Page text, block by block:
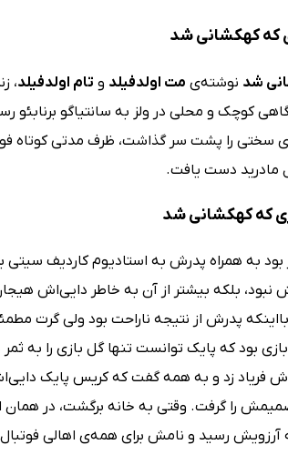
که کهکشانی شد
شد نوشته‌ی مت اولدفیلد و تام اولدفیلد،
کوچک و محلی در ولز به سانتیاگو برنابئو
را پشت سر گذاشت، ظرف مدتی کوتاه فوق
مادرید دست یافت.
که کهکشانی شد
گرت 4 ساله قرار بود به همراه پدرش به استادیوم
نبود، بلکه بیشتر از آن به خاطر دایی‌اش
پدرش از نتیجه ناراحت بود ولی گرت
بود که پایک توانست تنها گل بازی را به
فریاد زد و به همه گفت که کریس پایک
تصمیمش را گرفت. وقتی به خانه برگشت، در